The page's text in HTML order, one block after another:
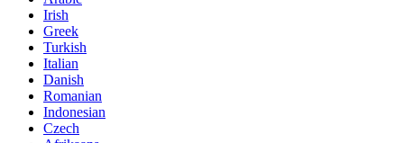
Irish
Greek
Turkish
Italian
Danish
Romanian
Indonesian
Czech